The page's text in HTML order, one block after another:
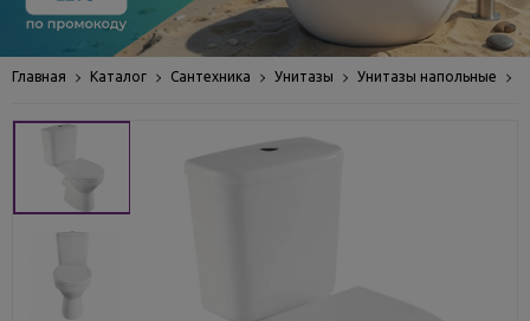
Главная Каталог Сантехника Унитазы Унитазы напольные